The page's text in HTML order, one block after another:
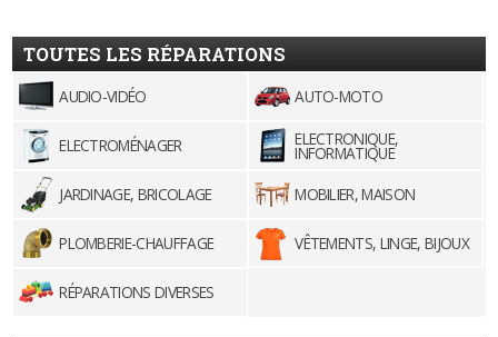
TOUTES LES RÉPARATIONS
AUDIO-VIDÉO AUTO-MOTO
ELECTROMÉNAGER ELECTRONIQUE,
INFORMATIQUE
JARDINAGE, BRICOLAGE
MOBILIER, MAISON
PLOMBERIE-CHAUFFAGE VÊTEMENTS, LINGE, BIJOUX
RÉPARATIONS DIVERSES